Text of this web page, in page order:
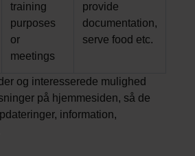
training
purposes
or
meetings
provide
documentation,
serve food etc.
og interesserede mulighed
på hjemmesiden, så de
information,